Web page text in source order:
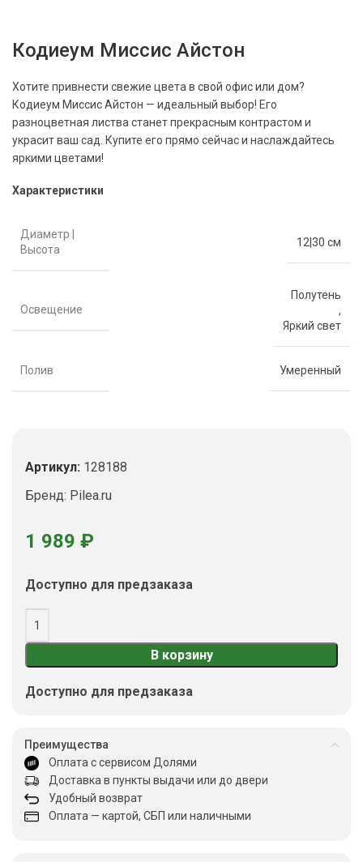
Кодиеум Миссис Айстон
Хотите привнести свежие цвета в свой офис или дом?
Кодиеум Миссис Айстон — идеальный выбор! Его
разноцветная листва станет прекрасным контрастом и
украсит ваш сад. Купите его прямо сейчас и наслаждайтесь
яркими цветами!
Характеристики
Диаметр |
Высота
12|30 см
Освещение
Полутень
,
Яркий свет
Полив Умеренный
Артикул: 128188
Бренд: Pilea.ru
1 989 ₽
Доступно для предзаказа
В корзину
Доступно для предзаказа
Преимущества
Оплата с сервисом Долями
Доставка в пункты выдачи или до двери
Удобный возврат
Оплата — картой, СБП или наличными